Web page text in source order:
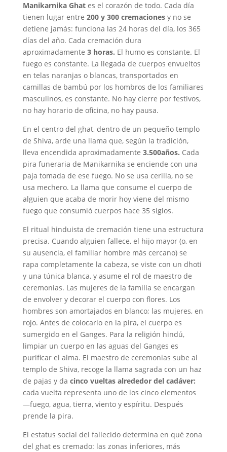
Manikarnika Ghates el corazón de todo. Cada día
tienen lugar entre 200 y 300 cremacionesy no se
detiene jamás: funciona las 24 horas del día, los 365
días del año. Cada cremación dura
aproximadamente 3 horas. El humo es constante. El
fuego es constante. La llegada de cuerpos envueltos
en telas naranjas o blancas, transportados en
camillas de bambú por los hombros de los familiares
masculinos, es constante. No hay cierre por festivos,
no hay horario de oficina, no hay pausa.
En el centro del ghat, dentro de un pequeño templo
de Shiva, arde una llama que, según la tradición,
lleva encendida aproximadamente 3.500años. Cada
pira funeraria de Manikarnika se enciende con una
paja tomada de ese fuego. No se usa cerilla, no se
usa mechero. La llama que consume el cuerpo de
alguien que acaba de morir hoy viene del mismo
fuego que consumió cuerpos hace 35 siglos.
El ritual hinduista de cremación tiene una estructura
precisa. Cuando alguien fallece, el hijo mayor (o, en
su ausencia, el familiar hombre más cercano) se
rapa completamente la cabeza, se viste con un dhoti
y una túnica blanca, y asume el rol de maestro de
ceremonias. Las mujeres de la familia se encargan
de envolver y decorar el cuerpo con flores. Los
hombres son amortajados en blanco; las mujeres, en
rojo. Antes de colocarlo en la pira, el cuerpo es
sumergido en el Ganges. Para la religión hindú,
limpiar un cuerpo en las aguas del Ganges es
purificar el alma. El maestro de ceremonias sube al
templo de Shiva, recoge la llama sagrada con un haz
de pajas y da cinco vueltas alrededor del cadáver:
cada vuelta representa uno de los cinco elementos
—fuego, agua, tierra, viento y espíritu. Después
prende la pira.
El estatus social del fallecido determina en qué zona
del ghat es cremado: las zonas inferiores, más